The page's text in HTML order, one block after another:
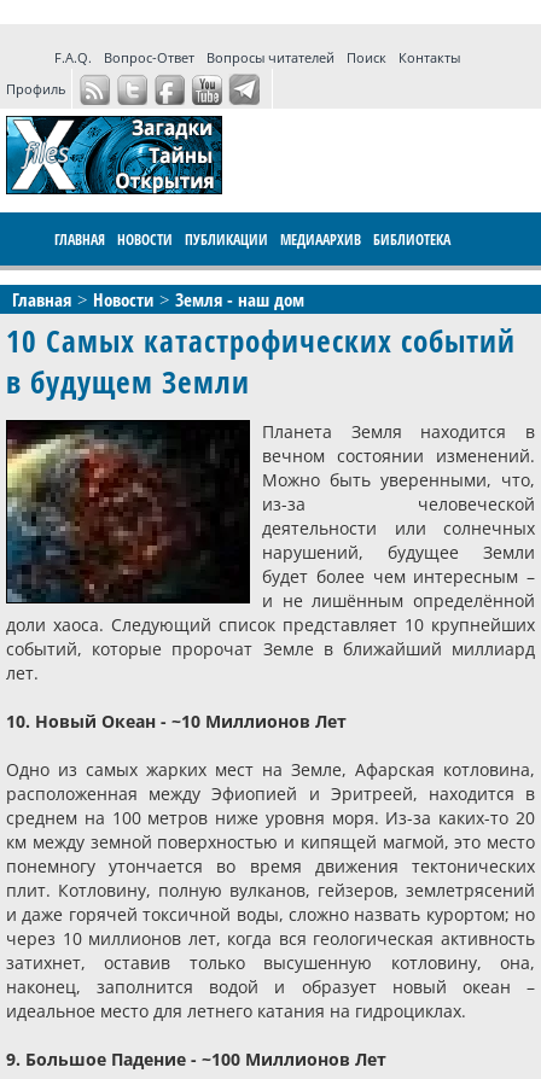
F.A.Q. Вопрос-Ответ Вопросы читателей Поиск
Контакты
Профиль
ГЛАВНАЯ НОВОСТИ ПУБЛИКАЦИИ МЕДИААРХИВ БИБЛИОТЕКА
ПРОГРАММЫ ФОРУМ LIVE
Главная Новости Земля - наш дом
10 Самых катастрофических событий
в будущем Земли
Планета Земля находится в
вечном состоянии изменений.
Можно быть уверенными, что,
из-за человеческой
деятельности или солнечных
нарушений, будущее Земли
будет более чем интересным –
и не лишённым определённой
доли хаоса. Следующий список представляет 10 крупнейших
событий, которые пророчат Земле в ближайший миллиард
лет.
10. Новый Океан - ~10 Миллионов Лет
Одно из самых жарких мест на Земле, Афарская котловина,
расположенная между Эфиопией и Эритреей, находится в
среднем на 100 метров ниже уровня моря. Из-за каких-то 20
км между земной поверхностью и кипящей магмой, это место
понемногу утончается во время движения тектонических
плит. Котловину, полную вулканов, гейзеров, землетрясений
и даже горячей токсичной воды, сложно назвать курортом; но
через 10 миллионов лет, когда вся геологическая активность
затихнет, оставив только высушенную котловину, она,
наконец, заполнится водой и образует новый океан –
идеальное место для летнего катания на гидроциклах.
9. Большое Падение - ~100 Миллионов Лет